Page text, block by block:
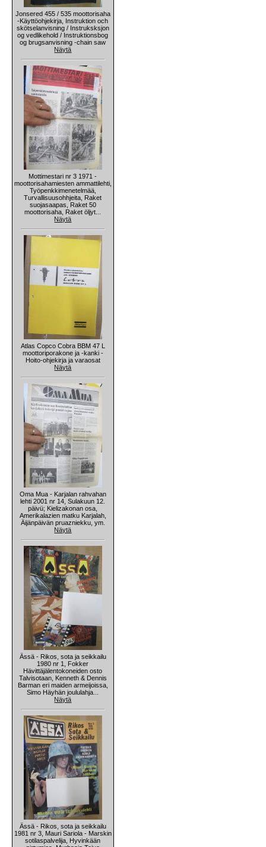
Jonsered 455 / 535 moottorisaha
-Käyttöohjekirja, Instruktion och
skötselanvisning / Instruksksjon
og vedlikehold / Instruktionsbog
og brugsanvisning -chain saw
Näytä
Mottimestari nr 3 1971 -
moottorisahamiesten ammattilehti,
Työpenkkimenetelmää,
Turvallisuusohhjeita, Raket
suojasaapas, Raket 50
moottorisaha, Raket öljyt...
Näytä
Atlas Copco Cobra BBM 47 L
moottoriporakone ja -kanki -
Hoito-ohjekirja ja varaosat
Näytä
Oma Mua - Karjalan rahvahan
lehti 2001 nr 14, Sulakuun 12.
päivü; Kielizakonan osa,
Amerikalazien matku Karjalah,
Äijänpäivän pruazniekku, ym.
Näytä
Ässä - Rikos, sota ja seikkailu
1980 nr 1, Fokker
Hävittäjälentokoneiden osto
Talvisotaan, Kenneth & Dennis
Barman eri maiden armeijoissa,
Simo Häyhän joululahja...
Näytä
Ässä - Rikos, sota ja seikkailu
1981 nr 3, Mauri Sariola - Marskin
sotilaspalvelija, Hyvinkään